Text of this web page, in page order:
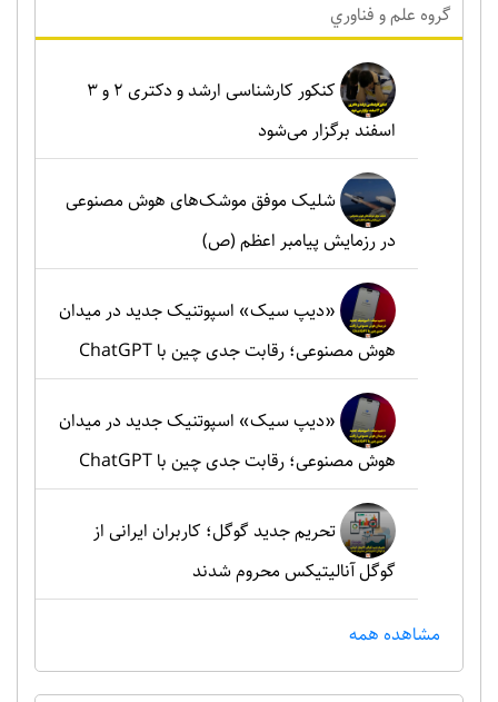
گروه علم و فناوري
کنکور کارشناسی ارشد و دکتری ۲ و ۳
اسفند برگزار می‌شود
شلیک موفق موشک‌های هوش مصنوعی
در رزمایش پیامبر اعظم (ص)
«دیپ سیک» اسپوتنیک جدید در میدان
هوش مصنوعی؛ رقابت جدی چین با ChatGPT
«دیپ سیک» اسپوتنیک جدید در میدان
هوش مصنوعی؛ رقابت جدی چین با ChatGPT
تحریم جدید گوگل؛ کاربران ایرانی از
گوگل آنالیتیکس محروم شدند
مشاهده همه